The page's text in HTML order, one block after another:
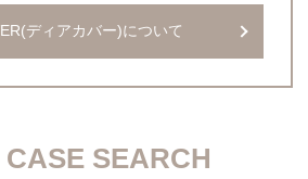
ディアカバー)について
CASE SEARCH